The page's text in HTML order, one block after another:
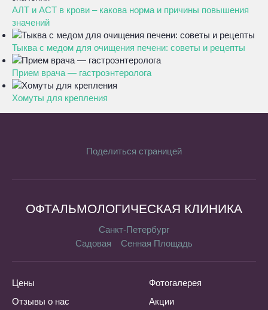
АЛТ и АСТ в крови – какова норма и причины повышения
значений
Тыква с медом для очищения печени: советы и рецепты
Прием врача — гастроэнтеролога
Хомуты для крепления
Поделиться страницей
ОФТАЛЬМОЛОГИЧЕСКАЯ КЛИНИКА
Санкт-Петербург
Садовая
Сенная Площадь
Цены
Отзывы о нас
Фотогалерея
Акции